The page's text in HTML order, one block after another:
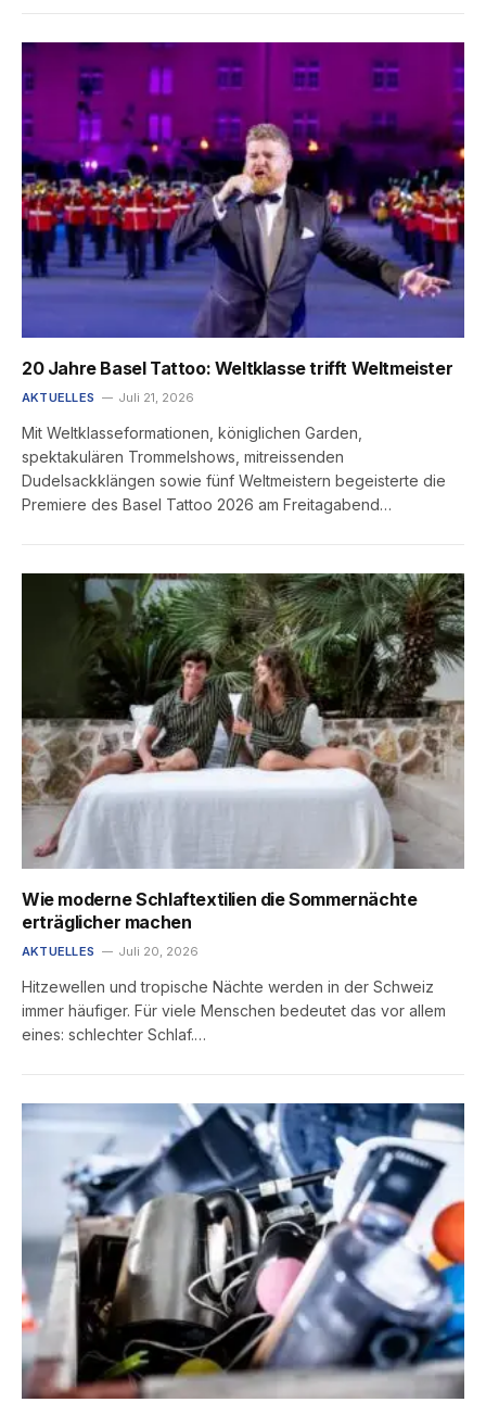
20 Jahre Basel Tattoo: Weltklasse trifft Weltmeister
AKTUELLES Juli 21, 2026
Mit Weltklasseformationen, königlichen Garden,
spektakulären Trommelshows, mitreissenden
Dudelsackklängen sowie fünf Weltmeistern begeisterte die
Premiere des Basel Tattoo 2026 am Freitagabend…
Wie moderne Schlaftextilien die Sommernächte
erträglicher machen
AKTUELLES Juli 20, 2026
Hitzewellen und tropische Nächte werden in der Schweiz
immer häufiger. Für viele Menschen bedeutet das vor allem
eines: schlechter Schlaf.…